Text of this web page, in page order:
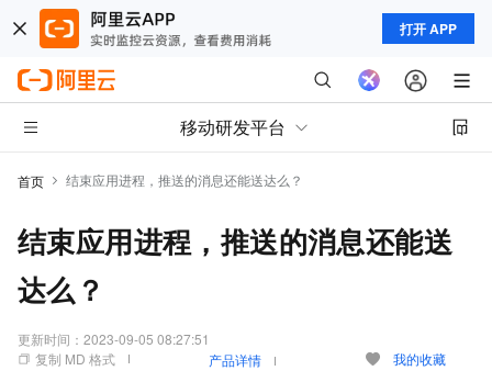
打开 APP
移动研发平台
首页 结束应用进程，推送的消息还能送达么？
结束应用进程，推送的消息还能送
达么？
更新时间： 2023-09-05 08:27:51
复制 MD 格式
产品详情 我的收藏